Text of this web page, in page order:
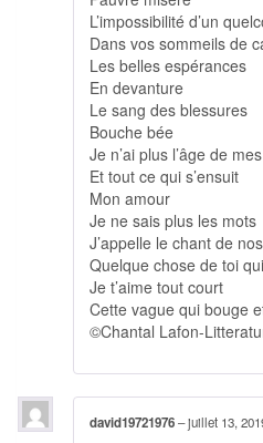
L’impossibilité d’un
Dans vos sommeils de
Les belles espérances
En devanture
Le sang des blessures
Bouche bée
Je n’ai plus l’âge de
Et tout ce qui s’ensuit
Mon amour
Je ne sais plus les mots
J’appelle le chant de
Quelque chose de toi
Je t’aime tout court
Cette vague qui bouge
©Chantal Lafon-
david19721976–juillet 13,